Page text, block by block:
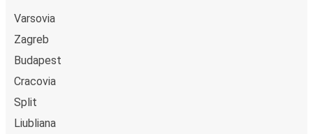
Varsovia
Zagreb
Budapest
Cracovia
Split
Liubliana